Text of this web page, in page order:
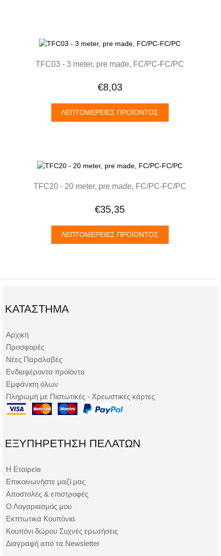
TFC03 - 3 meter, pre made, FC/PC-FC/PC
€8,03
ΛΕΠΤΟΜΈΡΕΙΕΣ ΠΡΟΪΌΝΤΟΣ
TFC20 - 20 meter, pre made, FC/PC-FC/PC
€35,35
ΛΕΠΤΟΜΈΡΕΙΕΣ ΠΡΟΪΌΝΤΟΣ
ΚΑΤΆΣΤΗΜΑ
Αρχική
Προσφορές
Νέες Παραλαβές
Ενδιαφέροντα προϊόντα
Εμφάνιση όλων
Πληρωμή με Πιστωτικές - Χρεωστικές κάρτες
ΕΞΥΠΗΡΈΤΗΣΗ ΠΕΛΑΤΏΝ
Η Εταιρεία
Επικοινωνήστε μαζί μας
Αποστολές & επιστροφές
Ο Λογαριασμός μου
Εκπτωτικά Κουπόνια
Κουπόνι δώρου Συχνές ερωτήσεις
Διαγραφή από τα Newsletter